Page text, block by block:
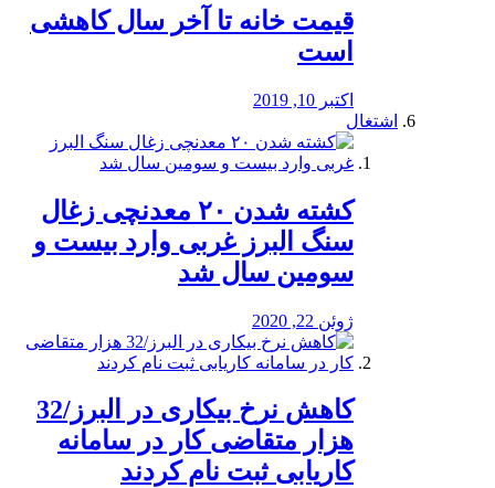
قیمت خانه تا آخر سال کاهشی
است
اکتبر 10, 2019
اشتغال
کشته شدن ۲۰ معدنچی زغال
سنگ البرز غربی وارد بیست و
سومین سال شد
ژوئن 22, 2020
کاهش نرخ بیکاری در البرز/32
هزار متقاضی کار در سامانه
کاریابی ثبت نام کردند